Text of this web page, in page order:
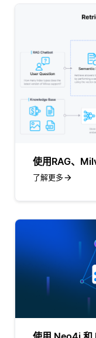
使用RAG、
了解更多